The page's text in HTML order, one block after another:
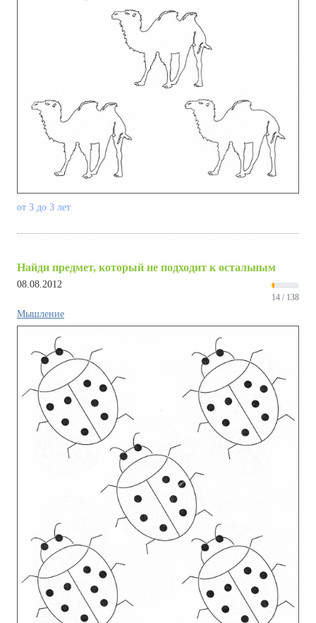
от 3 до 3 лет
Найди предмет, который не подходит к остальным
08.08.2012
14 / 138
Мышление